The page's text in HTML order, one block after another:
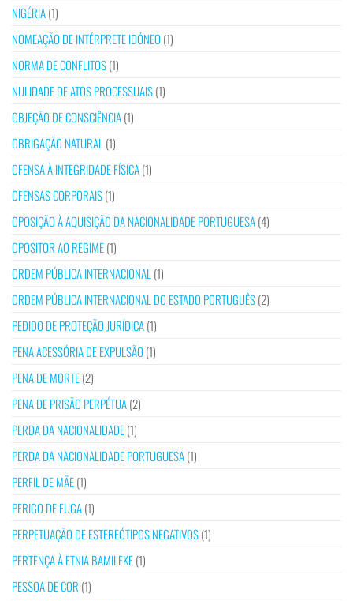
NIGÉRIA(1)
NOMEAÇÃO DE INTÉRPRETE IDÓNEO (1)
NORMA DE CONFLITOS(1)
NULIDADE DE ATOS PROCESSUAIS(1)
OBJEÇÃO DE CONSCIÊNCIA(1)
OBRIGAÇÃO NATURAL (1)
OFENSA À INTEGRIDADE FÍSICA(1)
OFENSAS CORPORAIS(1)
OPOSIÇÃO À AQUISIÇÃO DA NACIONALIDADE PORTUGUESA(4)
OPOSITOR AO REGIME(1)
ORDEM PÚBLICA INTERNACIONAL (1)
ORDEM PÚBLICA INTERNACIONAL DO ESTADO PORTUGUÊS(2)
PEDIDO DE PROTEÇÃO JURÍDICA(1)
PENA ACESSÓRIA DE EXPULSÃO (1)
PENA DE MORTE(2)
PENA DE PRISÃO PERPÉTUA(2)
PERDA DA NACIONALIDADE(1)
PERDA DA NACIONALIDADE PORTUGUESA(1)
PERFIL DE MÃE(1)
PERIGO DE FUGA(1)
PERPETUAÇÃO DE ESTEREÓTIPOS NEGATIVOS(1)
PERTENÇA À ETNIA BAMILEKE(1)
PESSOA DE COR (1)